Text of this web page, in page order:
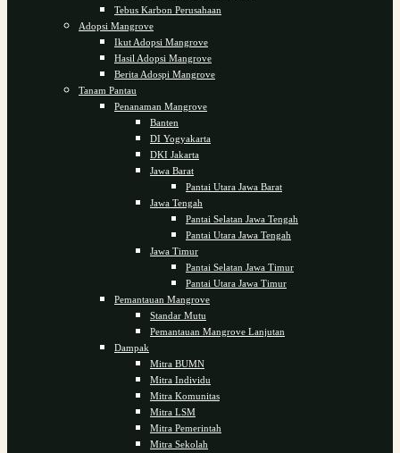
Tebus Karbon Perusahaan
Adopsi Mangrove
Ikut Adopsi Mangrove
Hasil Adopsi Mangrove
Berita Adospi Mangrove
Tanam Pantau
Penanaman Mangrove
Banten
DI Yogyakarta
DKI Jakarta
Jawa Barat
Pantai Utara Jawa Barat
Jawa Tengah
Pantai Selatan Jawa Tengah
Pantai Utara Jawa Tengah
Jawa Timur
Pantai Selatan Jawa Timur
Pantai Utara Jawa Timur
Pemantauan Mangrove
Standar Mutu
Pemantauan Mangrove Lanjutan
Dampak
Mitra BUMN
Mitra Individu
Mitra Komunitas
Mitra LSM
Mitra Pemerintah
Mitra Sekolah